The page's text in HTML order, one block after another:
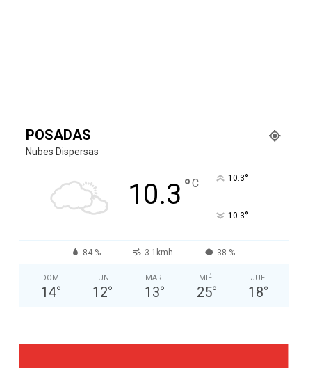
POSADAS
Nubes Dispersas
10.3 °C 10.3°
10.3°
84 % 3.1kmh 38 %
DOM
14°
LUN
12°
MAR
13°
MIÉ
25°
JUE
18°